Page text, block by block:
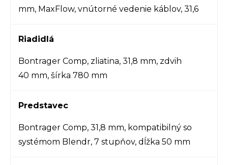
mm, MaxFlow, vnútorné vedenie káblov, 31,6
Riadidlá
Bontrager Comp, zliatina, 31,8 mm, zdvih
40 mm, šírka 780 mm
Predstavec
Bontrager Comp, 31,8 mm, kompatibilný so
systémom Blendr, 7 stupňov, dĺžka 50 mm